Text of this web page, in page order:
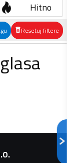
Hitno
Resetuj filtere